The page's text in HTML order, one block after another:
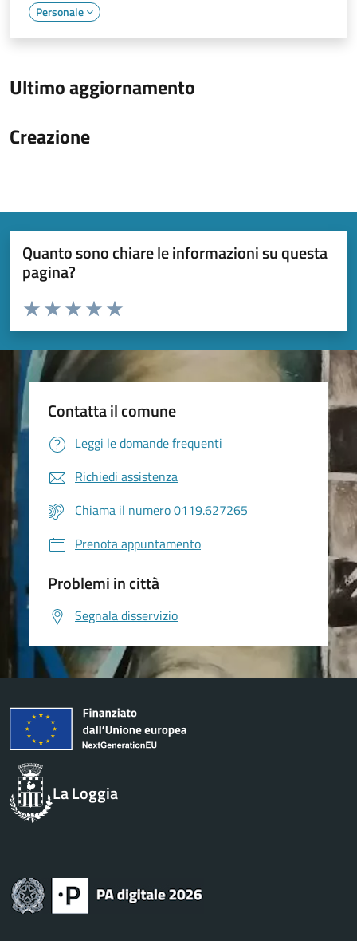
Personale
Ultimo aggiornamento
Creazione
Quanto sono chiare le informazioni su questa
pagina?
Valuta da 1 a 5 stelle la pagina
Valuta 5 stelle su 5
Valuta 4 stelle su 5
Valuta 3 stelle su 5
Valuta 2 stelle su 5
Valuta 1 stelle su 5
Contatta il comune
Leggi le domande frequenti
Richiedi assistenza
Chiama il numero 0119.627265
Prenota appuntamento
Problemi in città
Segnala disservizio
La Loggia